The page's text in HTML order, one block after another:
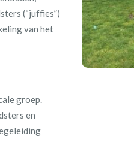
(“juffies”)
van het
groep.
en